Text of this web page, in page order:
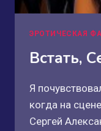
ЭРОТИЧЕСКАЯ
Встать,
Я
когда на
Сергей